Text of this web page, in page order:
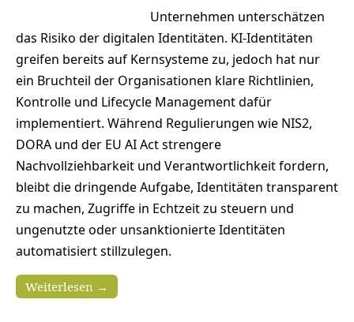
Unternehmen unterschätzen
das Risiko der digitalen Identitäten. KI-Identitäten
greifen bereits auf Kernsysteme zu, jedoch hat nur
ein Bruchteil der Organisationen klare Richtlinien,
Kontrolle und Lifecycle Management dafür
implementiert. Während Regulierungen wie NIS2,
DORA und der EU AI Act strengere
Nachvollziehbarkeit und Verantwortlichkeit fordern,
bleibt die dringende Aufgabe, Identitäten transparent
zu machen, Zugriffe in Echtzeit zu steuern und
ungenutzte oder unsanktionierte Identitäten
automatisiert stillzulegen.
Weiterlesen →